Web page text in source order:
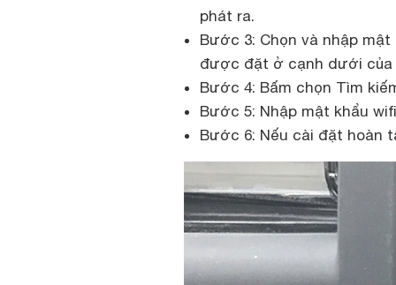
phát ra.
Bước 3: Chọn và nhập
được đặt ở cạnh dưới của
Bước 4: Bấm chọn Tìm
Bước 5: Nhập mật khẩu
Bước 6: Nếu cài đặt hoàn